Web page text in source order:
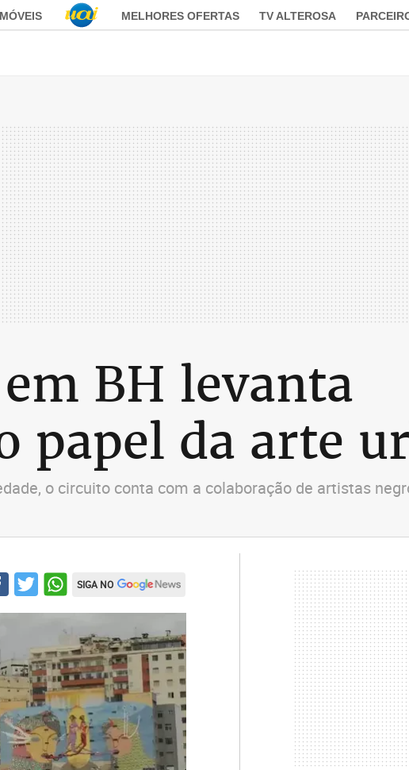
MELHORES OFERTAS TV ALTEROSA
BH levanta
papel da arte
o circuito conta com a colaboração de artistas
SIGA NO